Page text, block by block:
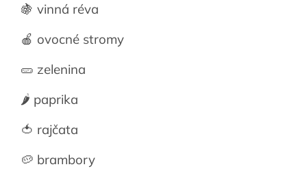
🍇 vinná réva
🍎 ovocné stromy
🥒 zelenina
🌶️ paprika
🍅 rajčata
🥔 brambory